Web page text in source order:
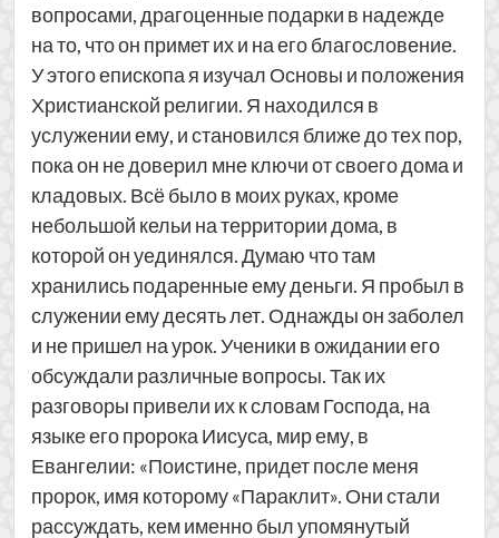
вопросами, драгоценные подарки в надежде
на то, что он примет их и на его благословение.
У этого епископа я изучал Основы и положения
Христианской религии. Я находился в
услужении ему, и становился ближе до тех пор,
пока он не доверил мне ключи от своего дома и
кладовых. Всё было в моих руках, кроме
небольшой кельи на территории дома, в
которой он уединялся. Думаю что там
хранились подаренные ему деньги. Я пробыл в
служении ему десять лет. Однажды он заболел
и не пришел на урок. Ученики в ожидании его
обсуждали различные вопросы. Так их
разговоры привели их к словам Господа, на
языке его пророка Иисуса, мир ему, в
Евангелии: «Поистине, придет после меня
пророк, имя которому «Параклит». Они стали
рассуждать, кем именно был упомянутый